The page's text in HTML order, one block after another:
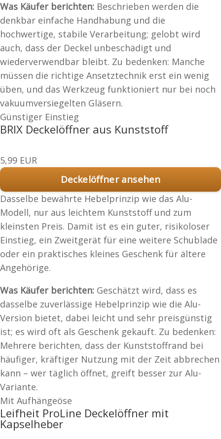
Was Käufer berichten: Beschrieben werden die
denkbar einfache Handhabung und die
hochwertige, stabile Verarbeitung; gelobt wird
auch, dass der Deckel unbeschädigt und
wiederverwendbar bleibt. Zu bedenken: Manche
müssen die richtige Ansetztechnik erst ein wenig
üben, und das Werkzeug funktioniert nur bei noch
vakuumversiegelten Gläsern.
Günstiger Einstieg
BRIX Deckelöffner aus Kunststoff
5,99 EUR
Deckelöffner ansehen
Dasselbe bewährte Hebelprinzip wie das Alu-
Modell, nur aus leichtem Kunststoff und zum
kleinsten Preis. Damit ist es ein guter, risikoloser
Einstieg, ein Zweitgerät für eine weitere Schublade
oder ein praktisches kleines Geschenk für ältere
Angehörige.
Was Käufer berichten: Geschätzt wird, dass es
dasselbe zuverlässige Hebelprinzip wie die Alu-
Version bietet, dabei leicht und sehr preisgünstig
ist; es wird oft als Geschenk gekauft. Zu bedenken:
Mehrere berichten, dass der Kunststoffrand bei
häufiger, kräftiger Nutzung mit der Zeit abbrechen
kann – wer täglich öffnet, greift besser zur Alu-
Variante.
Mit Aufhängeöse
Leifheit ProLine Deckelöffner mit
Kapselheber